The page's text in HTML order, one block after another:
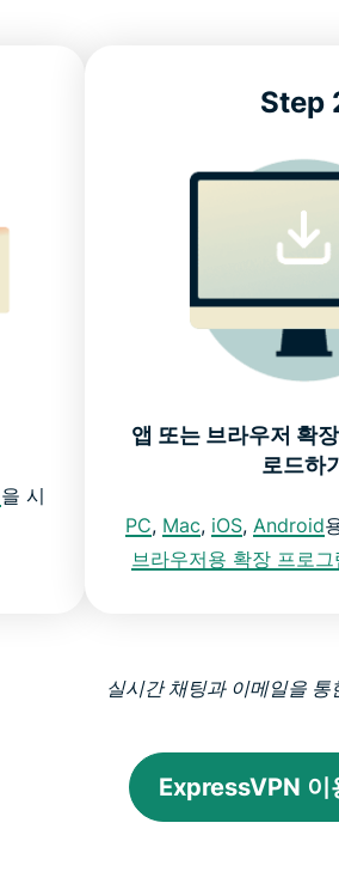
을 시
Step
앱 또는 브라우저 확
로드하
PC, Mac, iOS, Android
브라우저용 확장 프로그
실시간 채팅과 이메일을
ExpressVPN 이